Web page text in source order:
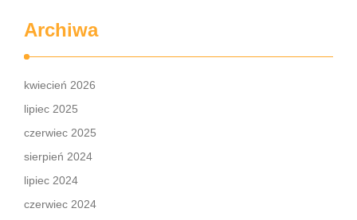
Archiwa
kwiecień 2026
lipiec 2025
czerwiec 2025
sierpień 2024
lipiec 2024
czerwiec 2024